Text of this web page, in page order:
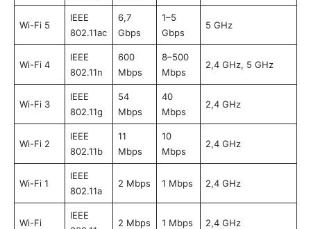
Wi-Fi 5
IEEE
802.11ac
6,7
Gbps
1–5
Gbps
5 GHz
Wi-Fi 4
IEEE
802.11n
600
Mbps
8–500
Mbps
2,4 GHz, 5 GHz
Wi-Fi 3
IEEE
802.11g
54
Mbps
40
Mbps
2,4 GHz
Wi-Fi 2
IEEE
802.11b
11
Mbps
10
Mbps
2,4 GHz
Wi-Fi 1
IEEE
802.11a
2 Mbps 1 Mbps 2,4 GHz
Wi-Fi
IEEE
2 Mbps 1 Mbps 2,4 GHz